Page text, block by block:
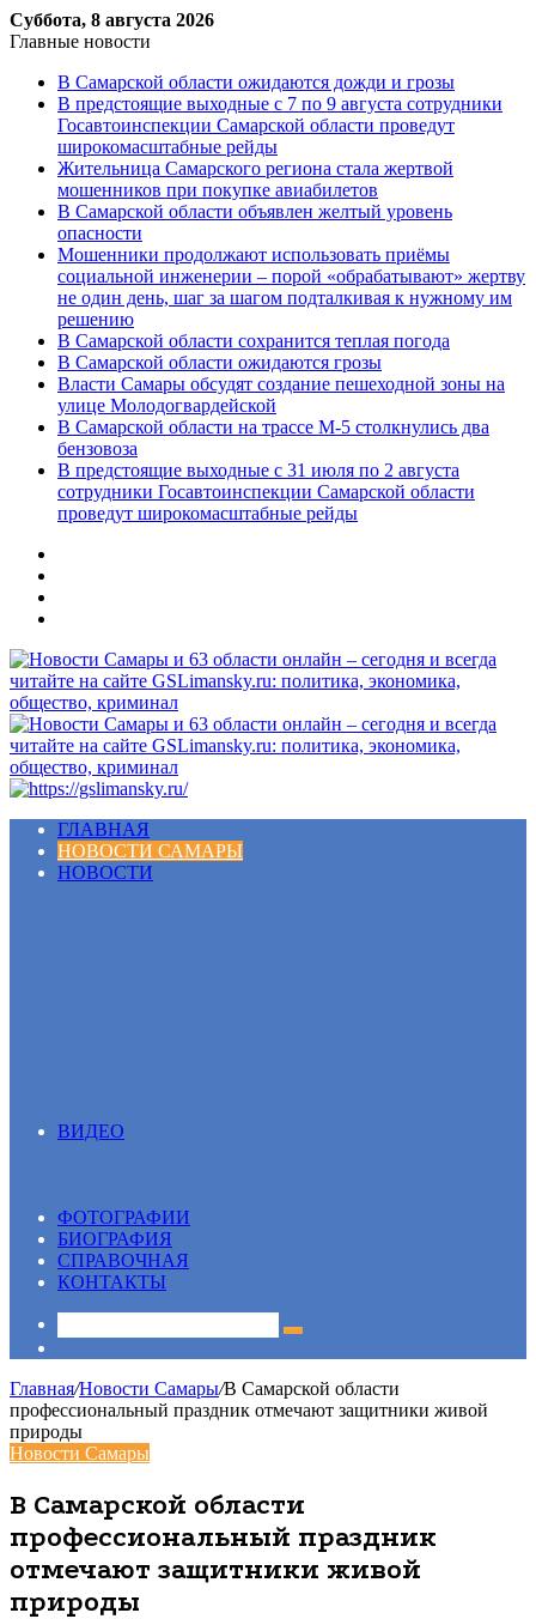
Суббота, 8 августа 2026
Главные новости
В Самарской области ожидаются дожди и грозы
В предстоящие выходные с 7 по 9 августа сотрудники
Госавтоинспекции Самарской области проведут
широкомасштабные рейды
Жительница Самарского региона стала жертвой
мошенников при покупке авиабилетов
В Самарской области объявлен желтый уровень
опасности
Мошенники продолжают использовать приёмы
социальной инженерии – порой «обрабатывают» жертву
не один день, шаг за шагом подталкивая к нужному им
решению
В Самарской области сохранится теплая погода
В Самарской области ожидаются грозы
Власти Самары обсудят создание пешеходной зоны на
улице Молодогвардейской
В Самарской области на трассе М-5 столкнулись два
бензовоза
В предстоящие выходные с 31 июля по 2 августа
сотрудники Госавтоинспекции Самарской области
проведут широкомасштабные рейды
Меню
ГЛАВНАЯ
НОВОСТИ САМАРЫ
НОВОСТИ
ВИДЕО
ФОТОГРАФИИ
БИОГРАФИЯ
СПРАВОЧНАЯ
КОНТАКТЫ
Главная/Новости Самары/В Самарской области
профессиональный праздник отмечают защитники живой
природы
Новости Самары
В Самарской области
профессиональный праздник
отмечают защитники живой
природы